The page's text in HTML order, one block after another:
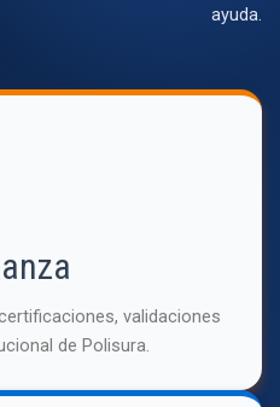
ayuda.
validaciones
de Polisura.